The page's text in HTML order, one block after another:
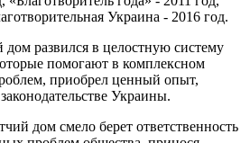
Украина - 2016 год.
развился в целостную систему
помогают в комплексном
приобрел ценный опыт,
Украины.
дом смело берет ответственность